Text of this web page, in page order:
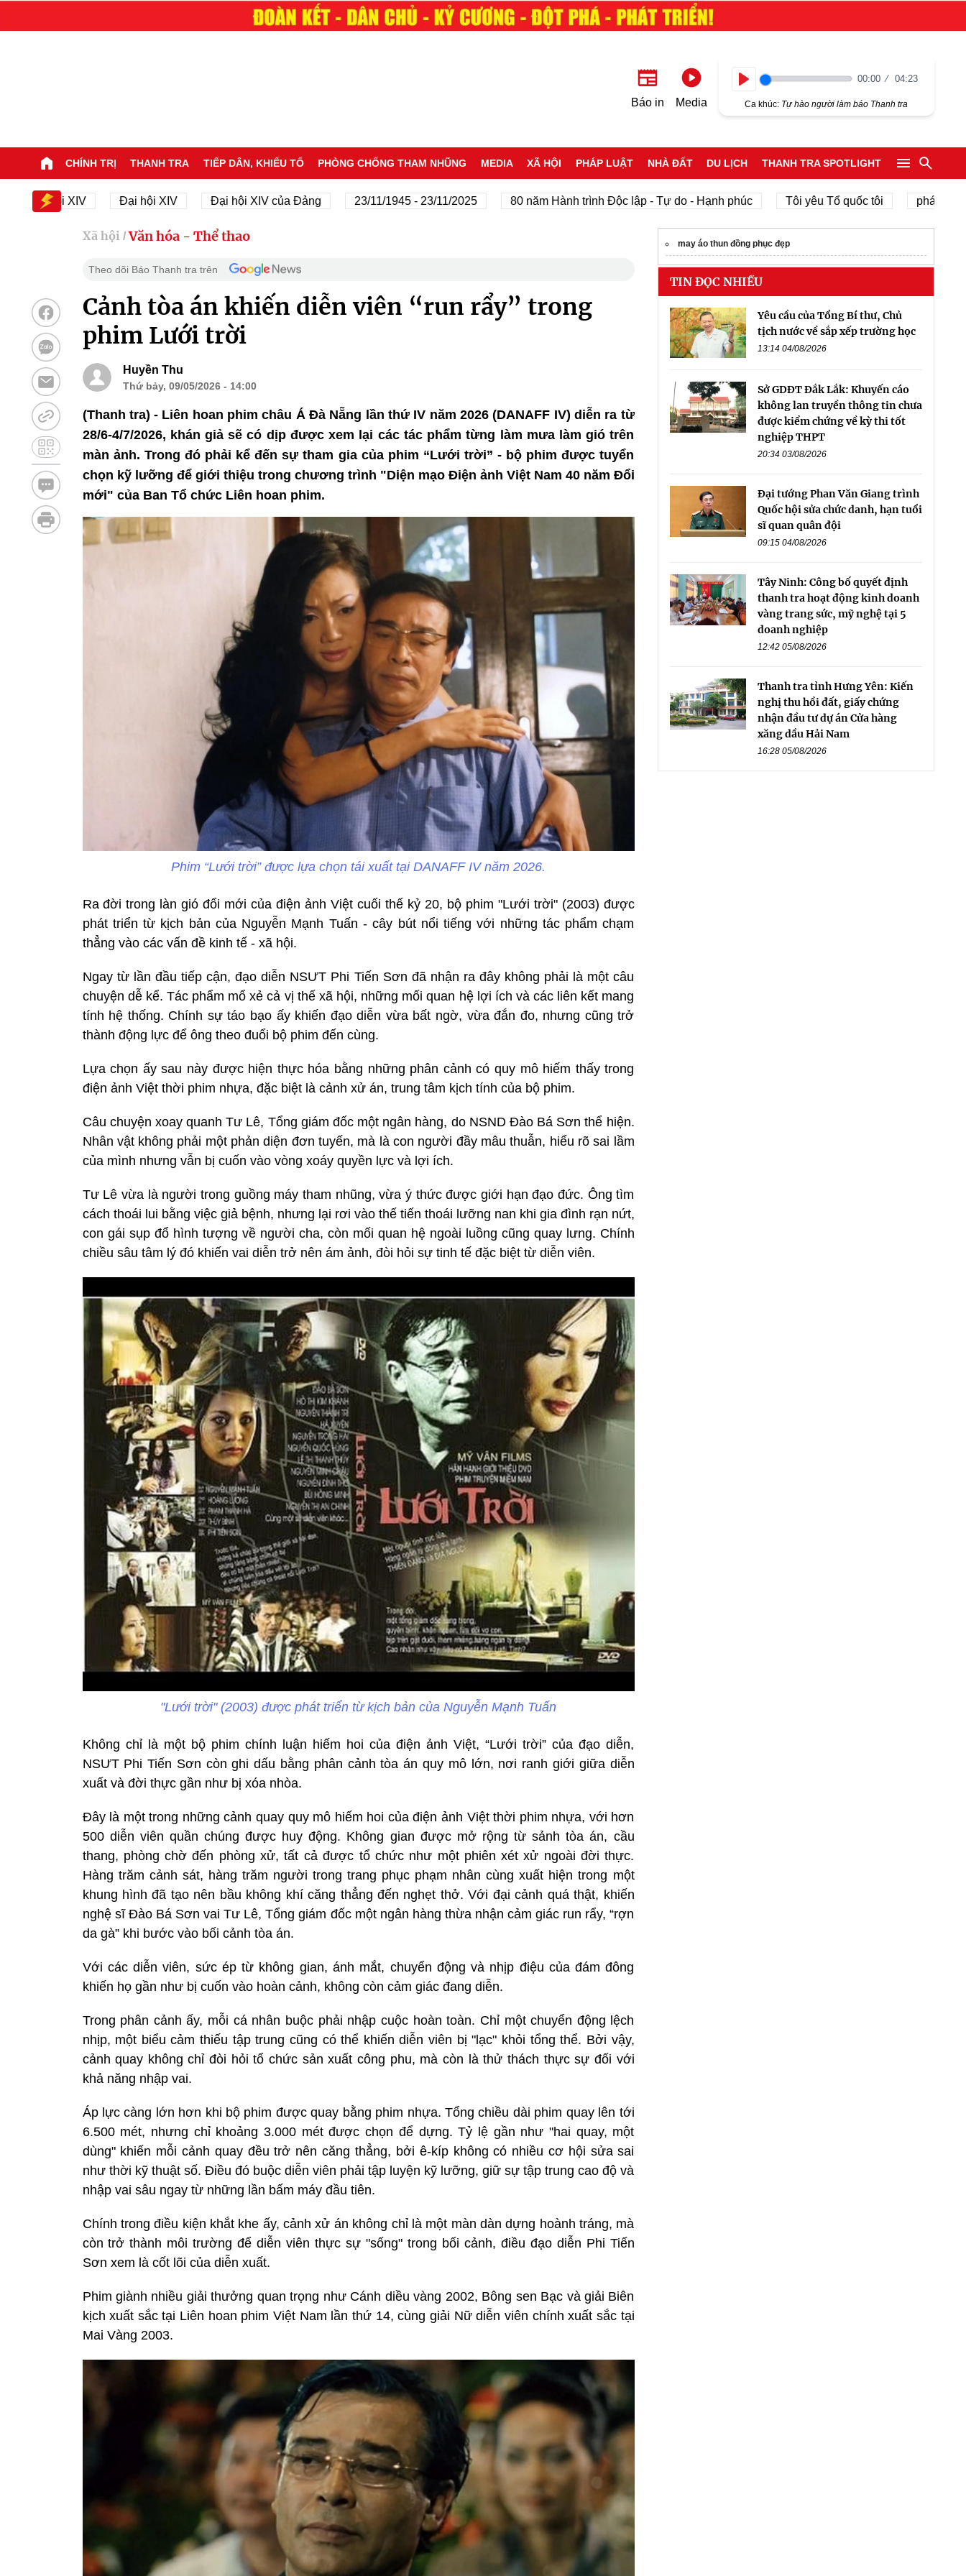
Báo in Media
00:00 04:23
Ca khúc: Tự hào người làm báo Thanh tra
CHÍNH TRỊ THANH TRA TIẾP DÂN, KHIẾU TỐ PHÒNG CHỐNG THAM NHŨNG MEDIA XÃ HỘI PHÁP LUẬT NHÀ ĐẤT DU LỊCH THANH TRA SPOTLIGHT
hội XIV Đại hội XIV Đại hội XIV của Đảng 23/11/1945 - 23/11/2025 80 năm Hành trình Độc lập - Tự do - Hạnh phúc Tôi yêu Tổ quốc tôi phát triển kinh
Xã hội / Văn hóa - Thể thao
Theo dõi Báo Thanh tra trên
Cảnh tòa án khiến diễn viên “run rẩy” trong
phim Lưới trời
Huyền Thu
Thứ bảy, 09/05/2026 - 14:00
(Thanh tra) - Liên hoan phim châu Á Đà Nẵng lần thứ IV năm 2026 (DANAFF IV) diễn ra từ
28/6-4/7/2026, khán giả sẽ có dịp được xem lại các tác phẩm từng làm mưa làm gió trên
màn ảnh. Trong đó phải kể đến sự tham gia của phim “Lưới trời” - bộ phim được tuyển
chọn kỹ lưỡng để giới thiệu trong chương trình "Diện mạo Điện ảnh Việt Nam 40 năm Đổi
mới" của Ban Tổ chức Liên hoan phim.
Phim “Lưới trời” được lựa chọn tái xuất tại DANAFF IV năm 2026.
Ra đời trong làn gió đổi mới của điện ảnh Việt cuối thế kỷ 20, bộ phim "Lưới trời" (2003) được
phát triển từ kịch bản của Nguyễn Mạnh Tuấn - cây bút nổi tiếng với những tác phẩm chạm
thẳng vào các vấn đề kinh tế - xã hội.
Ngay từ lần đầu tiếp cận, đạo diễn NSƯT Phi Tiến Sơn đã nhận ra đây không phải là một câu
chuyện dễ kể. Tác phẩm mổ xẻ cả vị thế xã hội, những mối quan hệ lợi ích và các liên kết mang
tính hệ thống. Chính sự táo bạo ấy khiến đạo diễn vừa bất ngờ, vừa đắn đo, nhưng cũng trở
thành động lực để ông theo đuổi bộ phim đến cùng.
Lựa chọn ấy sau này được hiện thực hóa bằng những phân cảnh có quy mô hiếm thấy trong
điện ảnh Việt thời phim nhựa, đặc biệt là cảnh xử án, trung tâm kịch tính của bộ phim.
Câu chuyện xoay quanh Tư Lê, Tổng giám đốc một ngân hàng, do NSND Đào Bá Sơn thể hiện.
Nhân vật không phải một phản diện đơn tuyến, mà là con người đầy mâu thuẫn, hiểu rõ sai lầm
của mình nhưng vẫn bị cuốn vào vòng xoáy quyền lực và lợi ích.
Tư Lê vừa là người trong guồng máy tham nhũng, vừa ý thức được giới hạn đạo đức. Ông tìm
cách thoái lui bằng việc giả bệnh, nhưng lại rơi vào thế tiến thoái lưỡng nan khi gia đình rạn nứt,
con gái sụp đổ hình tượng về người cha, còn mối quan hệ ngoài luồng cũng quay lưng. Chính
chiều sâu tâm lý đó khiến vai diễn trở nên ám ảnh, đòi hỏi sự tinh tế đặc biệt từ diễn viên.
"Lưới trời" (2003) được phát triển từ kịch bản của Nguyễn Mạnh Tuấn
Không chỉ là một bộ phim chính luận hiếm hoi của điện ảnh Việt, “Lưới trời” của đạo diễn,
NSƯT Phi Tiến Sơn còn ghi dấu bằng phân cảnh tòa án quy mô lớn, nơi ranh giới giữa diễn
xuất và đời thực gần như bị xóa nhòa.
Đây là một trong những cảnh quay quy mô hiếm hoi của điện ảnh Việt thời phim nhựa, với hơn
500 diễn viên quần chúng được huy động. Không gian được mở rộng từ sảnh tòa án, cầu
thang, phòng chờ đến phòng xử, tất cả được tổ chức như một phiên xét xử ngoài đời thực.
Hàng trăm cảnh sát, hàng trăm người trong trang phục phạm nhân cùng xuất hiện trong một
khung hình đã tạo nên bầu không khí căng thẳng đến nghẹt thở. Với đại cảnh quá thật, khiến
nghệ sĩ Đào Bá Sơn vai Tư Lê, Tổng giám đốc một ngân hàng thừa nhận cảm giác run rẩy, “rợn
da gà” khi bước vào bối cảnh tòa án.
Với các diễn viên, sức ép từ không gian, ánh mắt, chuyển động và nhịp điệu của đám đông
khiến họ gần như bị cuốn vào hoàn cảnh, không còn cảm giác đang diễn.
Trong phân cảnh ấy, mỗi cá nhân buộc phải nhập cuộc hoàn toàn. Chỉ một chuyển động lệch
nhịp, một biểu cảm thiếu tập trung cũng có thể khiến diễn viên bị "lạc" khỏi tổng thể. Bởi vậy,
cảnh quay không chỉ đòi hỏi tổ chức sản xuất công phu, mà còn là thử thách thực sự đối với
khả năng nhập vai.
Áp lực càng lớn hơn khi bộ phim được quay bằng phim nhựa. Tổng chiều dài phim quay lên tới
6.500 mét, nhưng chỉ khoảng 3.000 mét được chọn để dựng. Tỷ lệ gần như "hai quay, một
dùng" khiến mỗi cảnh quay đều trở nên căng thẳng, bởi ê-kíp không có nhiều cơ hội sửa sai
như thời kỹ thuật số. Điều đó buộc diễn viên phải tập luyện kỹ lưỡng, giữ sự tập trung cao độ và
nhập vai sâu ngay từ những lần bấm máy đầu tiên.
Chính trong điều kiện khắt khe ấy, cảnh xử án không chỉ là một màn dàn dựng hoành tráng, mà
còn trở thành môi trường để diễn viên thực sự "sống" trong bối cảnh, điều đạo diễn Phi Tiến
Sơn xem là cốt lõi của diễn xuất.
Phim giành nhiều giải thưởng quan trọng như Cánh diều vàng 2002, Bông sen Bạc và giải Biên
kịch xuất sắc tại Liên hoan phim Việt Nam lần thứ 14, cùng giải Nữ diễn viên chính xuất sắc tại
Mai Vàng 2003.
may áo thun đồng phục đẹp
TIN ĐỌC NHIỀU
Yêu cầu của Tổng Bí thư, Chủ
tịch nước về sắp xếp trường học
13:14 04/08/2026
Sở GDĐT Đắk Lắk: Khuyến cáo
không lan truyền thông tin chưa
được kiểm chứng về kỳ thi tốt
nghiệp THPT
20:34 03/08/2026
Đại tướng Phan Văn Giang trình
Quốc hội sửa chức danh, hạn tuổi
sĩ quan quân đội
09:15 04/08/2026
Tây Ninh: Công bố quyết định
thanh tra hoạt động kinh doanh
vàng trang sức, mỹ nghệ tại 5
doanh nghiệp
12:42 05/08/2026
Thanh tra tỉnh Hưng Yên: Kiến
nghị thu hồi đất, giấy chứng
nhận đầu tư dự án Cửa hàng
xăng dầu Hải Nam
16:28 05/08/2026